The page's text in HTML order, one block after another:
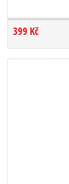
399 Kč